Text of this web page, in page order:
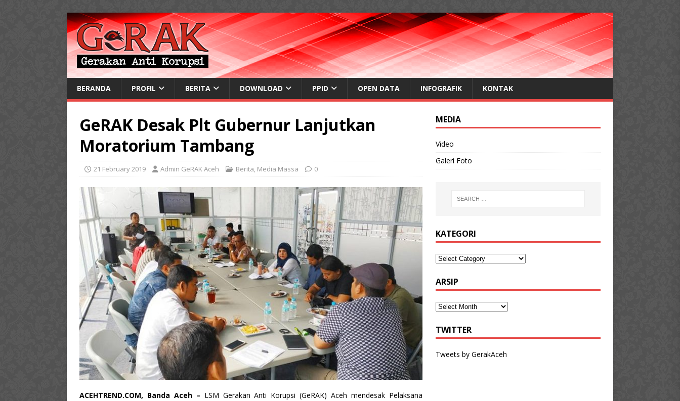
BERANDA PROFIL BERITA DOWNLOAD PPID OPEN DATA INFOGRAFIK KONTAK
GeRAK Desak Plt Gubernur Lanjutkan
Moratorium Tambang
21 February 2019 Admin GeRAK Aceh Berita, Media Massa 0
ACEHTREND.COM, Banda Aceh – LSM Gerakan Anti Korupsi (GeRAK) Aceh mendesak Pelaksana
MEDIA
Video
Galeri Foto
KATEGORI
ARSIP
TWITTER
Tweets by GerakAceh